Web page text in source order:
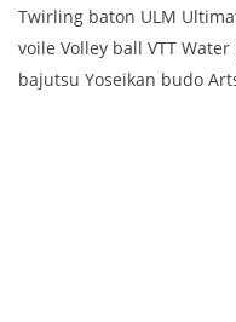
Twirling baton ULM
voile Volley ball VTT
bajutsu Yoseikan budo